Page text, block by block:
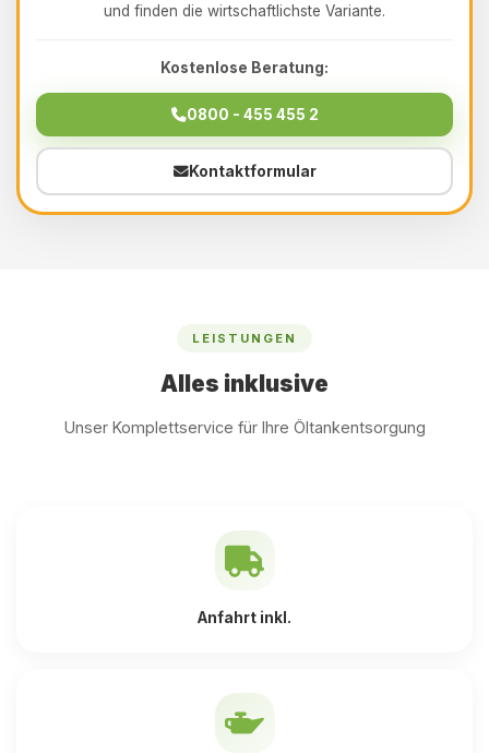
und finden die wirtschaftlichste Variante.
Kostenlose Beratung:
0800 - 455 455 2
Kontaktformular
LEISTUNGEN
Alles inklusive
Unser Komplettservice für Ihre Öltankentsorgung
Anfahrt inkl.